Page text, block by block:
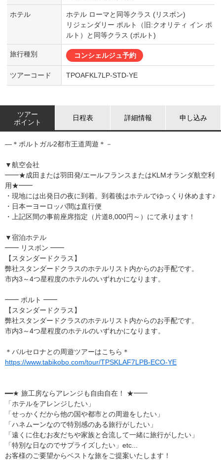
ホテル
ホテル ローマと同等クラス (リスボン)
リジェンダリー ポルト（旧:クオリティ イン ポ
ルト）と同等クラス (ポルト)
旅行種別 コンシェルジュ予約
ツアーコード TPOAFKL7LP-STD-YE
ツアー
ポイント
日程表 詳細情報 申し込み
―＊ポルトガル2都市王道周遊＊－
▼航空会社
━━★成田または羽田発/エールフランスまたはKLMオランダ航空利
用★━━
・現地には出発日の夜に到着。到着後はホテルでゆっくり休めます♪
・日本ーヨーロッパ間は直行便
・上記区間の事前座席指定（片道8,000円～）にて承ります！
▼宿泊ホテル
━━ リスボン ━━
【スタンダードクラス】
弊社スタンダードクラスのホテルリスト内からのお手配です。
市内3～4つ星程度のホテルのいずれかになります。
━━ ポルト ━━
【スタンダードクラス】
弊社スタンダードクラスのホテルリスト内からのお手配です。
市内3～4つ星程度のホテルのいずれかになります。
＊バルセロナとの周遊ツアーはこちら＊
https://www.tabikobo.com/tour/TPSKLAF7LPB-ECO-YE
━━★ 旅工房ならアレンジも自由自在！ ★━━
「ホテルをアレンジしたい」
「せっかくだから他の国や都市との周遊をしたい」
「ハネムーンなので特別感のある旅行がしたい」
「遠くに住むお友だちや家族と合流して一緒に旅行がしたい」
「特別な日なのでサプライズしたい」etc...
お客様のご要望からベストな旅をご提案いたします！